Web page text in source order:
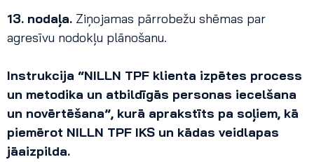
13. nodaļa. Ziņojamas pārrobežu shēmas par
agresīvu nodokļu plānošanu.
Instrukcija “NILLN TPF klienta izpētes process
un metodika un atbildīgās personas iecelšana
un novērtēšana”, kurā aprakstīts pa soļiem, kā
piemērot NILLN TPF IKS un kādas veidlapas
jāaizpilda.